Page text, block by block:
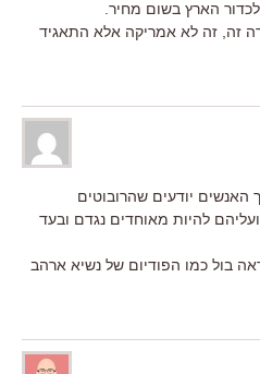
הארץ בשום מחיר.
זה, זה לא אמריקה אלא התאגיד
יודעים שהרובוטים
להיות מאוחדים נגדם ובעד
בול כמו הפודיום של נשיא ארהב